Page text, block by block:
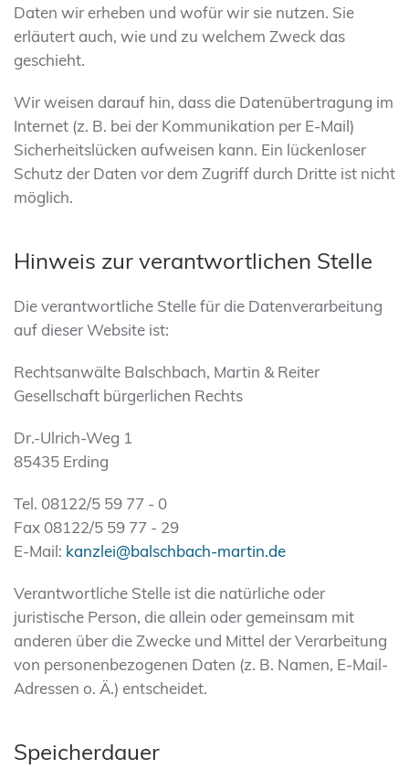
Daten wir erheben und wofür wir sie nutzen. Sie
erläutert auch, wie und zu welchem Zweck das
geschieht.
Wir weisen darauf hin, dass die Datenübertragung im
Internet (z. B. bei der Kommunikation per E-Mail)
Sicherheitslücken aufweisen kann. Ein lückenloser
Schutz der Daten vor dem Zugriff durch Dritte ist nicht
möglich.
Hinweis zur verantwortlichen Stelle
Die verantwortliche Stelle für die Datenverarbeitung
auf dieser Website ist:
Rechtsanwälte Balschbach, Martin & Reiter
Gesellschaft bürgerlichen Rechts
Dr.-Ulrich-Weg 1
85435 Erding
Tel. 08122/5 59 77 - 0
Fax 08122/5 59 77 - 29
E-Mail: kanzlei@balschbach-martin.de
Verantwortliche Stelle ist die natürliche oder
juristische Person, die allein oder gemeinsam mit
anderen über die Zwecke und Mittel der Verarbeitung
von personenbezogenen Daten (z. B. Namen, E-Mail-
Adressen o. Ä.) entscheidet.
Speicherdauer